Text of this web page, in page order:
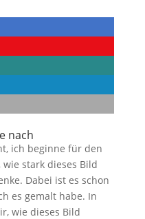
nach
ich beginne für den
stark dieses Bild
Dabei ist es schon
es gemalt habe. In
wie dieses Bild